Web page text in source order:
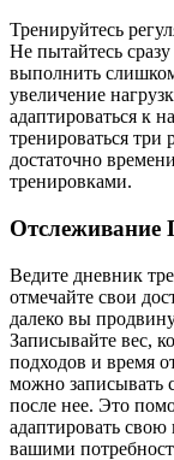
Тренируйтесь
Не пытайтесь
выполнить
увеличение
адаптироваться к
тренироваться
достаточно
тренировками.
Отслеживание
Ведите дневник
отмечайте свои
далеко вы
Записывайте вес,
подходов и время
можно записывать
после нее. Это
адаптировать свою
вашими